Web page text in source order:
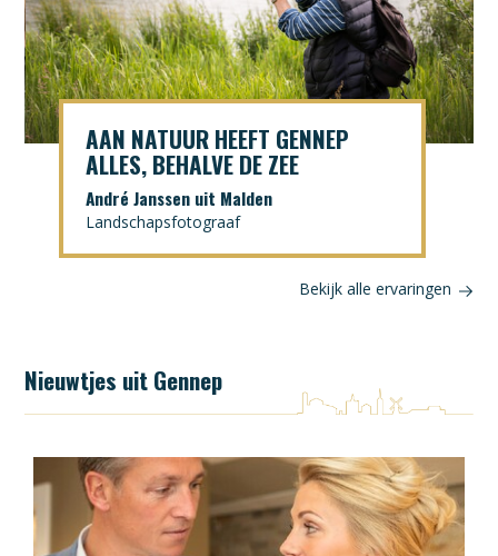
DE GESCHIEDENIS LIGT HIER
VOOR HET OPRAPEN
Gerard Sonnemans
Historische kinderboekenschrijver
Bekijk alle ervaringen
Nieuwtjes uit Gennep